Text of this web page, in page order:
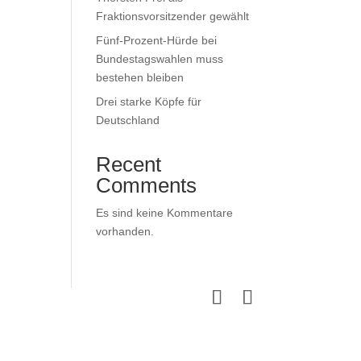
Fraktionsvorsitzender gewählt
Fünf-Prozent-Hürde bei
Bundestagswahlen muss
bestehen bleiben
Drei starke Köpfe für
Deutschland
Recent
Comments
Es sind keine Kommentare
vorhanden.